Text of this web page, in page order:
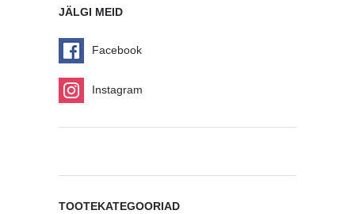
JÄLGI MEID
Facebook
Instagram
TOOTEKATEGOORIAD